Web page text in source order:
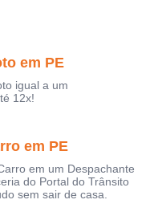
em PE
igual a um
12x!
em PE
em um Despachante
do Portal do Trânsito
sem sair de casa.